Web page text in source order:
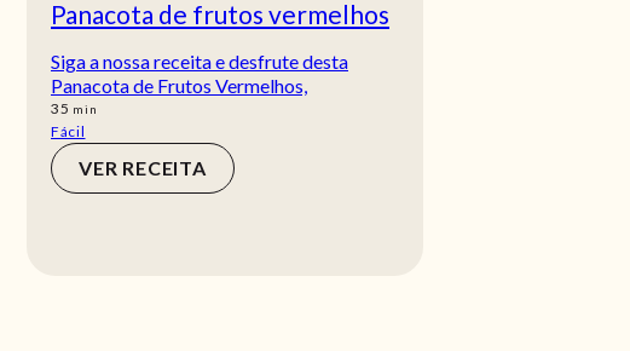
Panacota de frutos vermelhos
Siga a nossa receita e desfrute desta
Panacota de Frutos Vermelhos,
35 min
min
Fácil
VER RECEITA